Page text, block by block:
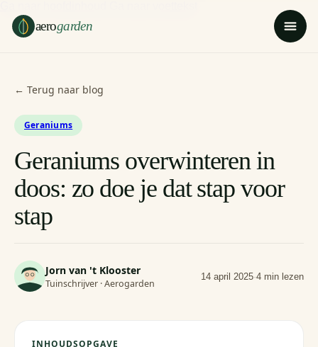
aerogarden
← Terug naar blog
Geraniums
Geraniums overwinteren in
doos: zo doe je dat stap voor
stap
Jorn van 't Klooster
Tuinschrijver · Aerogarden
14 april 2025·4 min lezen
INHOUDSOPGAVE